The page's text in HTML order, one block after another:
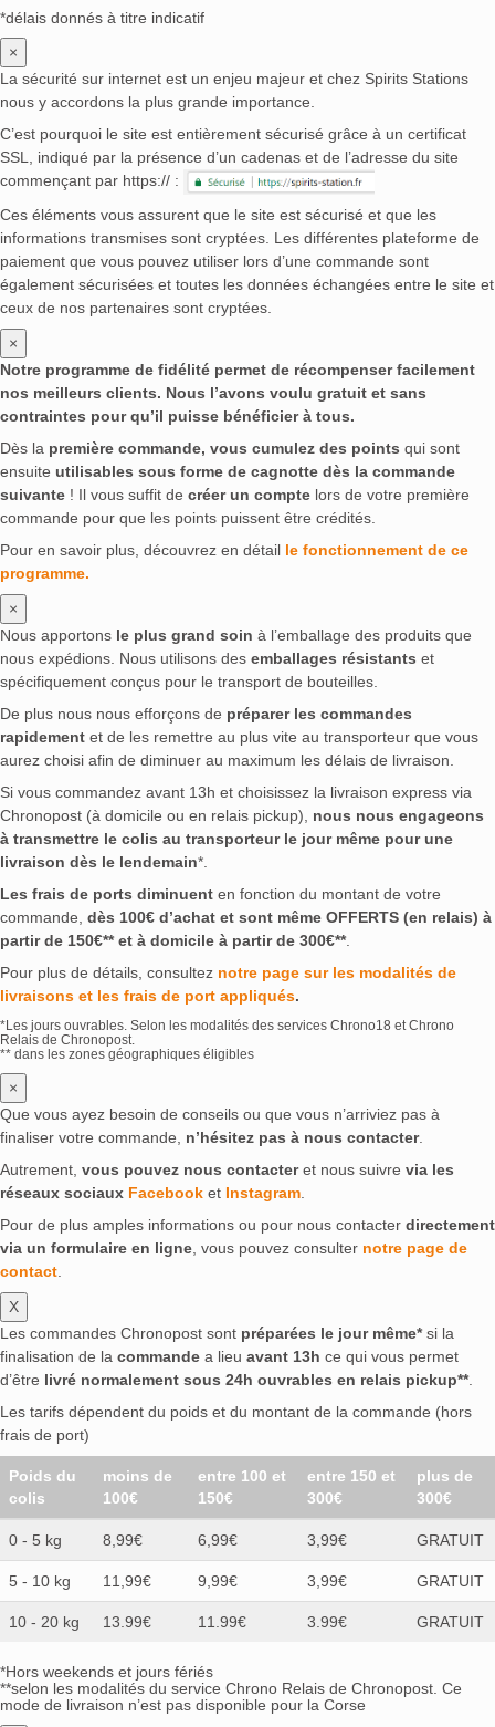
*délais donnés à titre indicatif
×
La sécurité sur internet est un enjeu majeur et chez Spirits Stations
nous y accordons la plus grande importance.
C’est pourquoi le site est entièrement sécurisé grâce à un certificat
SSL, indiqué par la présence d’un cadenas et de l’adresse du site
commençant par https:// :
Ces éléments vous assurent que le site est sécurisé et que les
informations transmises sont cryptées. Les différentes plateforme de
paiement que vous pouvez utiliser lors d’une commande sont
également sécurisées et toutes les données échangées entre le site et
ceux de nos partenaires sont cryptées.
×
Notre programme de fidélité permet de récompenser facilement
nos meilleurs clients. Nous l’avons voulu gratuit et sans
contraintes pour qu’il puisse bénéficier à tous.
Dès la première commande, vous cumulez des points qui sont
ensuite utilisables sous forme de cagnotte dès la commande
suivante ! Il vous suffit de créer un compte lors de votre première
commande pour que les points puissent être crédités.
Pour en savoir plus, découvrez en détail le fonctionnement de ce
programme.
×
Nous apportons le plus grand soin à l’emballage des produits que
nous expédions. Nous utilisons des emballages résistants et
spécifiquement conçus pour le transport de bouteilles.
De plus nous nous efforçons de préparer les commandes
rapidement et de les remettre au plus vite au transporteur que vous
aurez choisi afin de diminuer au maximum les délais de livraison.
Si vous commandez avant 13h et choisissez la livraison express via
Chronopost (à domicile ou en relais pickup), nous nous engageons
à transmettre le colis au transporteur le jour même pour une
livraison dès le lendemain*.
Les frais de ports diminuent en fonction du montant de votre
commande, dès 100€ d’achat et sont même OFFERTS (en relais) à
partir de 150€** et à domicile à partir de 300€**.
Pour plus de détails, consultez notre page sur les modalités de
livraisons et les frais de port appliqués.
*Les jours ouvrables. Selon les modalités des services Chrono18 et Chrono
Relais de Chronopost.
** dans les zones géographiques éligibles
×
Que vous ayez besoin de conseils ou que vous n’arriviez pas à
finaliser votre commande, n’hésitez pas à nous contacter.
Autrement, vous pouvez nous contacteret nous suivre via les
réseaux sociaux Facebook et Instagram
Pour de plus amples informations ou pour nous contacter directement
via un formulaire en ligne , vous pouvez consulter notre page de
contact
X
Les commandes Chronopost sont préparées le jour même*si la
finalisation de la commande a lieu avant 13h ce qui vous permet
d’être livré normalement sous 24h ouvrables en relais pickup**.
Les tarifs dépendent du poids et du montant de la commande (hors
frais de port)
Poids du
colis
moins de
100€
entre 100 et
150€
entre 150 et
300€
plus de
300€
0 - 5 kg 8,99€ 6,99€ 3,99€ GRATUIT
5 - 10 kg 11,99€ 9,99€ 3,99€ GRATUIT
10 - 20 kg 13.99€ 11.99€ 3.99€ GRATUIT
*Hors weekends et jours fériés
**selon les modalités du service Chrono Relais de Chronopost. Ce
mode de livraison n’est pas disponible pour la Corse